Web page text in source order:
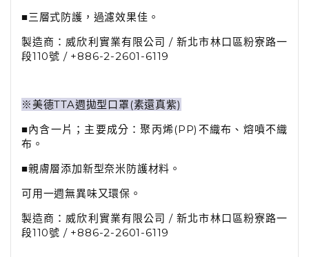
■三層式防護，過濾效果佳。
製造商：威欣利實業有限公司 / 新北市林口區粉寮路一
段110號 / +886-2-2601-6119
※美德TTA週拋型口罩(素還真紫)
■內含一片；主要成分：聚丙烯(PP)不織布、熔噴不織
布。
■親膚層添加新型奈米防護材料。
可用一週無異味又環保。
製造商：威欣利實業有限公司 / 新北市林口區粉寮路一
段110號 / +886-2-2601-6119